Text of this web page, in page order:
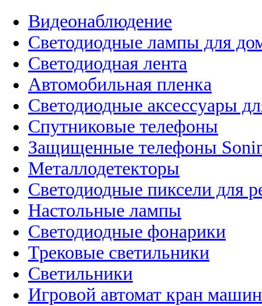
Видеонаблюдение
Светодиодные лампы для
Светодиодная лента
Автомобильная пленка
Светодиодные аксессуары
Спутниковые телефоны
Защищенные телефоны
Металлодетекторы
Светодиодные пиксели для
Настольные лампы
Светодиодные фонарики
Трековые светильники
Светильники
Игровой автомат кран